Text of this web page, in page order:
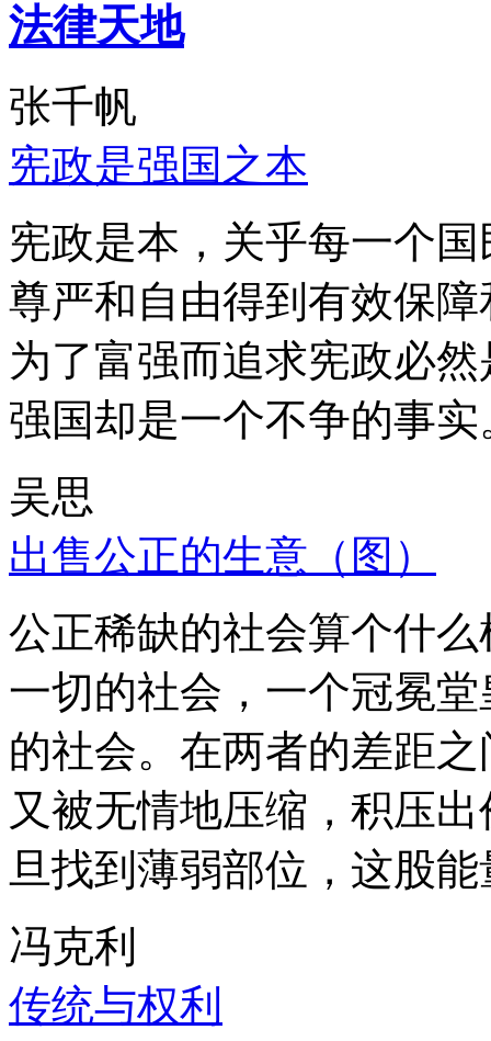
法律天地
张千帆
宪政是强国之本
宪政是本，关乎每一个
尊严和自由得到有效保
为了富强而追求宪政必
强国却是一个不争的事实
吴思
出售公正的生意（图）
公正稀缺的社会算个什
一切的社会，一个冠冕
的社会。在两者的差距
又被无情地压缩，积压
旦找到薄弱部位，这股
冯克利
传统与权利